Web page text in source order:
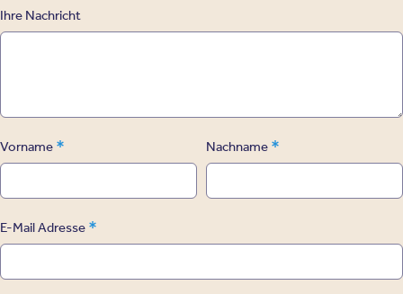
Ihre Nachricht
Vorname * Nachname *
E-Mail Adresse *